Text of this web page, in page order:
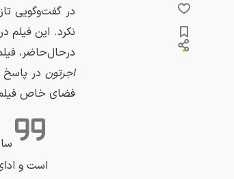
در گفت‌وگویی
درحال‌حاضر، فیلم «کری-آن/
اجرتون در
فضای خاص
است و